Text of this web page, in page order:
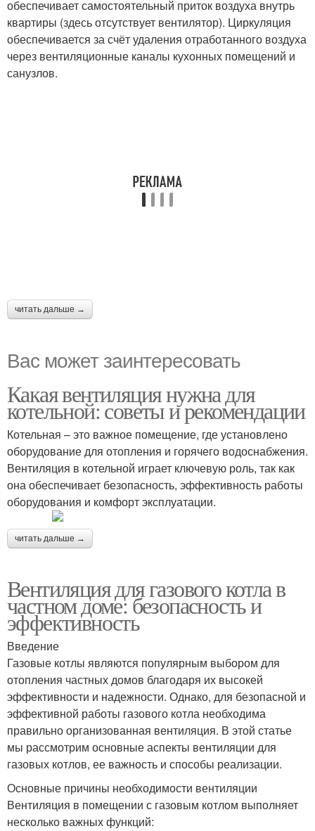
обеспечивает самостоятельный приток воздуха внутрь
квартиры (здесь отсутствует вентилятор). Циркуляция
обеспечивается за счёт удаления отработанного воздуха
через вентиляционные каналы кухонных помещений и
санузлов.
читать дальше →
Вас может заинтересовать
Какая вентиляция нужна для
котельной: советы и рекомендации
Котельная – это важное помещение, где установлено
оборудование для отопления и горячего водоснабжения.
Вентиляция в котельной играет ключевую роль, так как
она обеспечивает безопасность, эффективность работы
оборудования и комфорт эксплуатации.
читать дальше →
Вентиляция для газового котла в
частном доме: безопасность и
эффективность
Введение
Газовые котлы являются популярным выбором для
отопления частных домов благодаря их высокей
эффективности и надежности. Однако, для безопасной и
эффективной работы газового котла необходима
правильно организованная вентиляция. В этой статье
мы рассмотрим основные аспекты вентиляции для
газовых котлов, ее важность и способы реализации.
Основные причины необходимости вентиляции
Вентиляция в помещении с газовым котлом выполняет
несколько важных функций: